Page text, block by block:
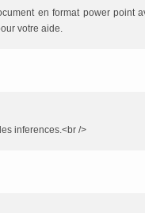
en format power point
votre aide.
inferences.<br />